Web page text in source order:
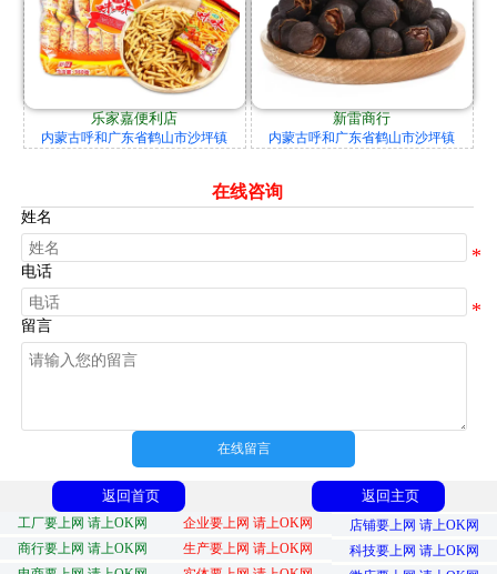
乐家嘉便利店
内蒙古呼和广东省鹤山市沙坪镇
新雷商行
内蒙古呼和广东省鹤山市沙坪镇
在线咨询
姓名
电话
留言
在线留言
返回首页 返回主页
工厂要上网 请上OK网 企业要上网 请上OK网
店铺要上网 请上OK网
商行要上网 请上OK网
生产要上网 请上OK网
科技要上网 请上OK网